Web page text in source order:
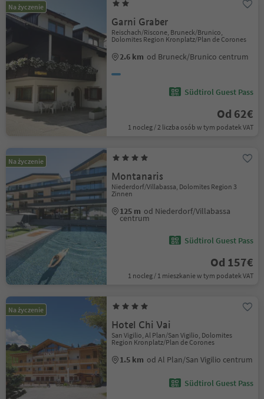
Na życzenie
Garni Graber
Reischach/Riscone, Bruneck/Brunico,
Dolomites Region Kronplatz/Plan de Corones
2.6 km od Bruneck/Brunico centrum
Südtirol Guest Pass
Od 62€
1 nocleg / 2 liczba osób w tym podatek VAT
Na życzenie
Montanaris
Niederdorf/Villabassa, Dolomites Region 3
Zinnen
125 m od Niederdorf/Villabassa
centrum
Südtirol Guest Pass
Od 157€
1 nocleg / 1 mieszkanie w tym podatek VAT
Na życzenie
Hotel Chi Vai
San Vigilio, Al Plan/San Vigilio, Dolomites
Region Kronplatz/Plan de Corones
1.5 km od Al Plan/San Vigilio centrum
Südtirol Guest Pass